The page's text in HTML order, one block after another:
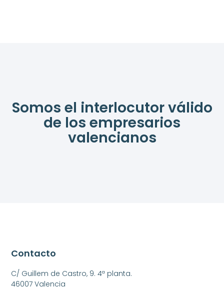
Somos el interlocutor válido
de los empresarios
valencianos
Contacto
C/ Guillem de Castro, 9. 4ª planta.
46007 Valencia